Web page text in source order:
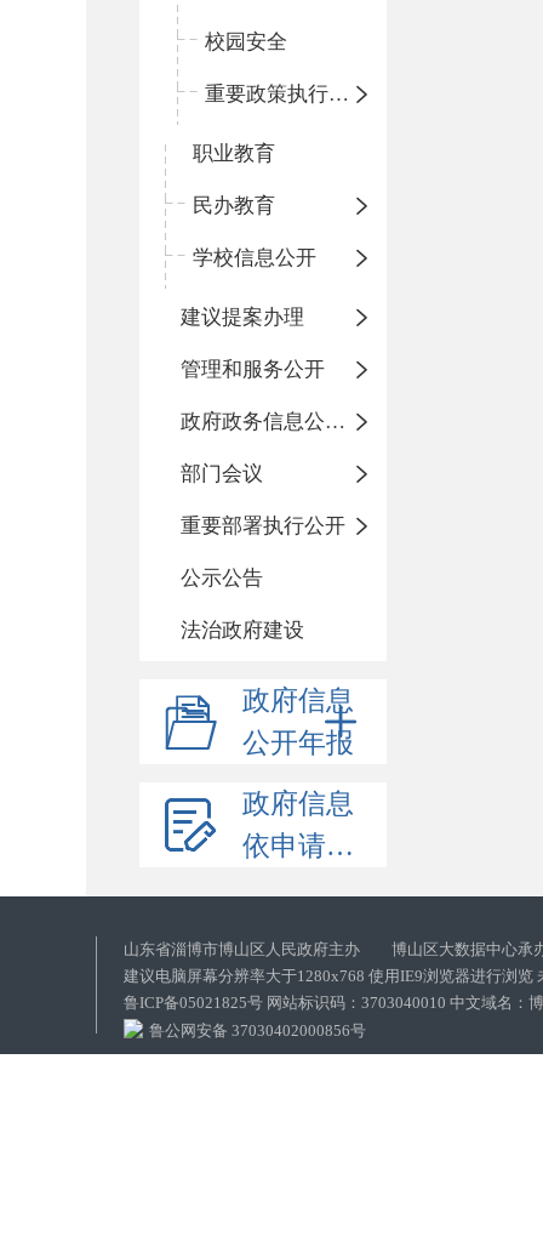
校园安全
重要政策执行情况
职业教育
民办教育
学校信息公开
建议提案办理
管理和服务公开
政府政务信息公开目录
部门会议
重要部署执行公开
公示公告
法治政府建设
政府信息
公开年报
政府信息
依申请公开
山东省淄博市博山区人民政府主办 博山区大数据中心承
建议电脑屏幕分辨率大于1280x768 使用IE9浏览器进行浏览
鲁ICP备05021825号 网站标识码：3703040010 中文域名：
鲁公网安备 37030402000856号